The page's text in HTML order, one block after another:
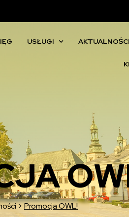
USŁUGI AKTUALNOŚCI
>Promocja OWL!